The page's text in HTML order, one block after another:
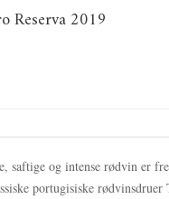
Reserva 2019
saftige og intense rødvin er
portugisiske rødvinsdruer